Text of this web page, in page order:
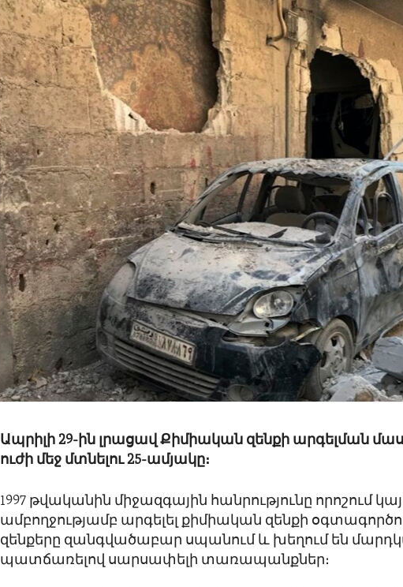
Ապրիլի 29-ին լրացավ Քիմիական զենքի արգելման
ուժի մեջ մտնելու 25-ամյակը։
1997 թվականին միջազգային հանրությունը որոշում
ամբողջությամբ արգելել քիմիական զենքի
զենքերը զանգվածաբար սպանում և խեղում են
պատճառելով սարսափելի տառապանքներ։